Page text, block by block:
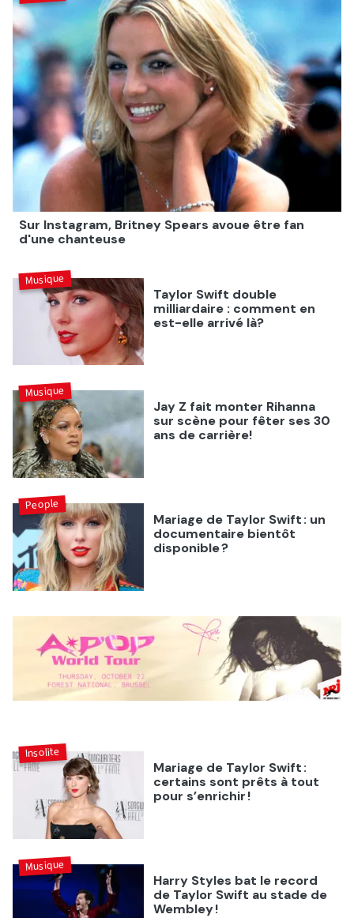
Sur Instagram, Britney Spears avoue être fan
d'une chanteuse
Taylor Swift double
milliardaire : comment en
est-elle arrivé là?
Musique
Jay Z fait monter Rihanna
sur scène pour fêter ses 30
ans de carrière!
Musique
Mariage de Taylor Swift : un
documentaire bientôt
disponible ?
People
Mariage de Taylor Swift :
certains sont prêts à tout
pour s’enrichir !
Insolite
Harry Styles bat le record
de Taylor Swift au stade de
Wembley !
Musique